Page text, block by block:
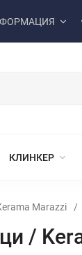
КЛИНКЕР
Marazzi /
/